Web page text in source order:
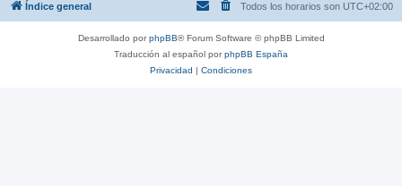
Índice general Todos los horarios son UTC+02:00
Desarrollado porphpBB® Forum Software © phpBB Limited
Traducción al español porphpBB España
Privacidad | Condiciones